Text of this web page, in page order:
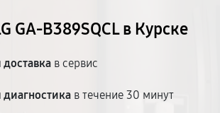
GA-B389SQCL в Курске
доставка в сервис
диагностика в течение 30 минут